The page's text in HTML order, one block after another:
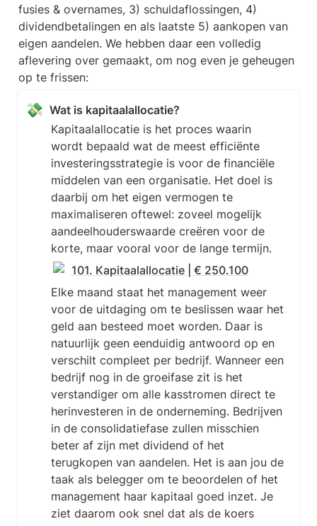
fusies & overnames, 3) schuldaflossingen, 4)
dividendbetalingen en als laatste 5) aankopen van
eigen aandelen. We hebben daar een volledig
aflevering over gemaakt, om nog even je geheugen
op te frissen:
💸 Wat is kapitaalallocatie?
Kapitaalallocatie is het proces waarin
wordt bepaald wat de meest efficiënte
investeringsstrategie is voor de financiële
middelen van een organisatie. Het doel is
daarbij om het eigen vermogen te
maximaliseren oftewel: zoveel mogelijk
aandeelhouderswaarde creëren voor de
korte, maar vooral voor de lange termijn.
101. Kapitaalallocatie | € 250.100
Elke maand staat het management weer
voor de uitdaging om te beslissen waar het
geld aan besteed moet worden. Daar is
natuurlijk geen eenduidig antwoord op en
verschilt compleet per bedrijf. Wanneer een
bedrijf nog in de groeifase zit is het
verstandiger om alle kasstromen direct te
herinvesteren in de onderneming. Bedrijven
in de consolidatiefase zullen misschien
beter af zijn met dividend of het
terugkopen van aandelen. Het is aan jou de
taak als belegger om te beoordelen of het
management haar kapitaal goed inzet. Je
ziet daarom ook snel dat als de koers